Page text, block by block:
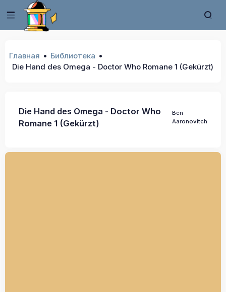
Главная
Библиотека
Die Hand des Omega - Doctor Who Romane 1 (Gekürzt)
Die Hand des Omega - Doctor Who
Romane 1 (Gekürzt)
Ben
Aaronovitch